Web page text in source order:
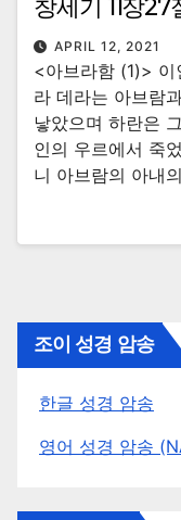
창세기 11장27
APRIL 12, 2021
<아브라함 (1)> 이
라 데라는 아브람
낳았으며 하란은
인의 우르에서 죽
니 아브람의 아내
조이 성경 암송
한글 성경 암송
영어 성경 암송